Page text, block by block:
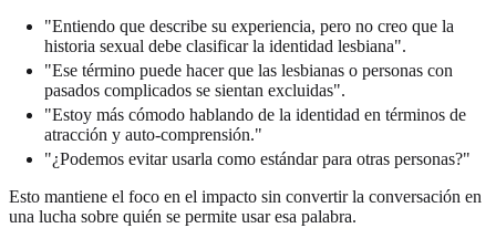
"Entiendo que describe su experiencia, pero no creo que la
historia sexual debe clasificar la identidad lesbiana".
"Ese término puede hacer que las lesbianas o personas con
pasados complicados se sientan excluidas".
"Estoy más cómodo hablando de la identidad en términos de
atracción y auto-comprensión."
"¿Podemos evitar usarla como estándar para otras personas?"
Esto mantiene el foco en el impacto sin convertir la conversación en
una lucha sobre quién se permite usar esa palabra.